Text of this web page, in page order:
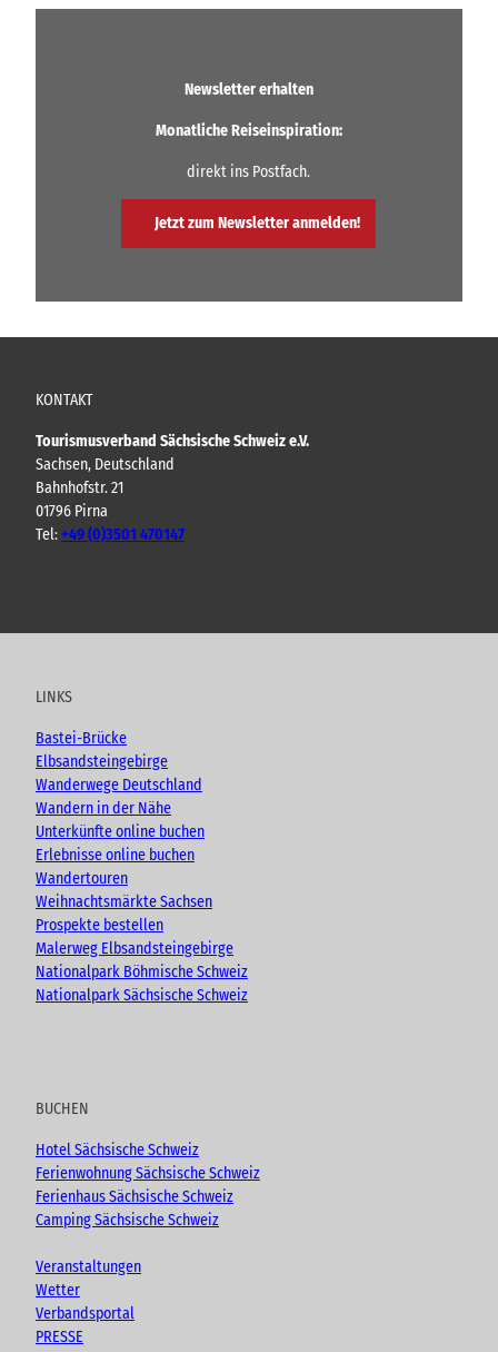
Newsletter erhalten
Monatliche Reiseinspiration:
direkt ins Postfach.
Jetzt zum Newsletter anmelden!
KONTAKT
Tourismusverband Sächsische Schweiz e.V.
Sachsen, Deutschland
Bahnhofstr. 21
01796 Pirna
Tel:+49 (0)3501 470147
u
b
e
c
o
k
s
r
a
m
o
LINKS
Bastei-Brücke
Elbsandsteingebirge
Wanderwege Deutschland
Wandern in der Nähe
Unterkünfte online buchen
Erlebnisse online buchen
Wandertouren
Weihnachtsmärkte Sachsen
Prospekte bestellen
Malerweg Elbsandsteingebirge
Nationalpark Böhmische Schweiz
Nationalpark Sächsische Schweiz
BUCHEN
Hotel Sächsische Schweiz
Ferienwohnung Sächsische Schweiz
Ferienhaus Sächsische Schweiz
Camping Sächsische Schweiz
Veranstaltungen
Wetter
Verbandsportal
PRESSE